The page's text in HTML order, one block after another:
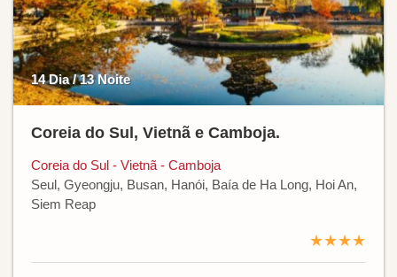
14 Dia / 13 Noite
Coreia do Sul, Vietnã e Camboja.
Coreia do Sul - Vietnã - Camboja
Seul, Gyeongju, Busan, Hanói, Baía de Ha Long, Hoi An,
Siem Reap
★★★★